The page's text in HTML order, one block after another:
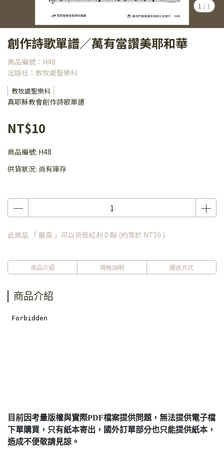
1 / 1
創作詩歌單譜／萬有當讚美耶和華
商品編號：H48
出版社：教牧處聖樂科
教牧處聖樂科
真耶穌教會創作詩歌單譜
NT$10
商品編號: H48
供貨狀況: 尚有庫存
此商品 「 最高 」可以折抵紅利 0 點 (約等於 NT$0 )
商品介紹 規格說明 運送方式
商品介紹
目前因考量版權與實際PDF檔案提供問題，無法提供電子檔
下單購買，只有紙本寄出，國外訂單部分也只能提供紙本，
造成不便敬請見諒。